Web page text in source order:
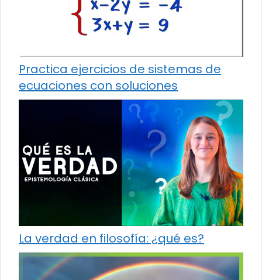
Practica ejercicios de sistemas de
ecuaciones con soluciones
La verdad en filosofía: ¿qué es?